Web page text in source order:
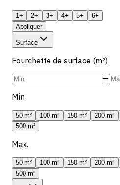
1+ 2+ 3+ 4+ 5+
6+
Appliquer
Surface
Fourchette de surface (m²)
—
Min.
50 m² 100 m² 150 m² 200 m²
500 m²
Max.
50 m² 100 m² 150 m² 200 m²
500 m²